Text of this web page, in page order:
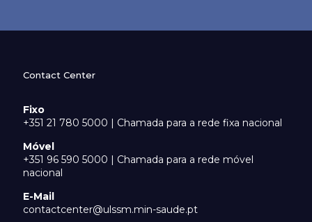
Contact Center
Fixo
+351 21 780 5000 | Chamada para a rede fixa nacional
Móvel
+351 96 590 5000 | Chamada para a rede móvel
nacional
E-Mail
contactcenter@ulssm.min-saude.pt